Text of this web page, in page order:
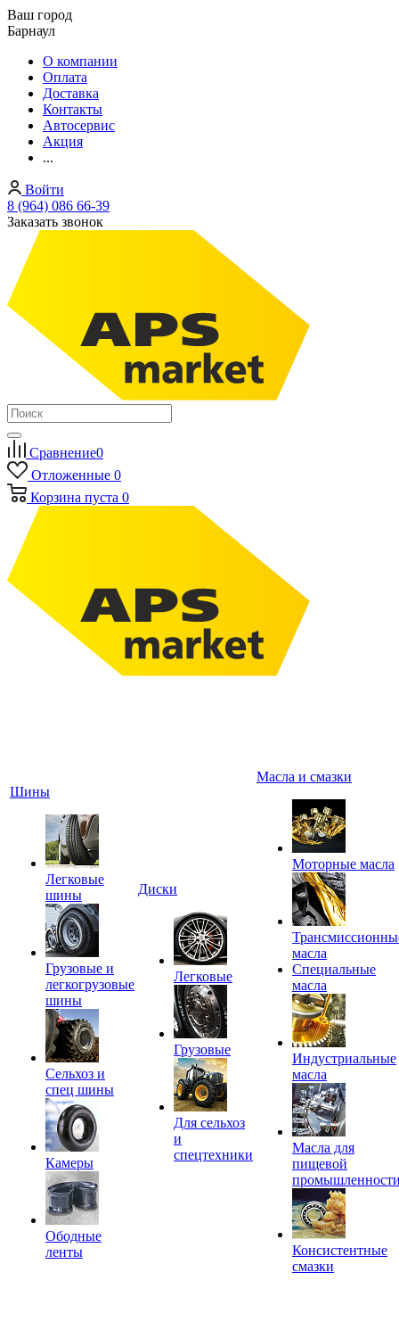
Ваш город
Барнаул
О компании
Оплата
Доставка
Контакты
Автосервис
Акция
...
Войти
8 (964) 086 66-39
Заказать звонок
Сравнение0
Отложенные 0
Корзина пуста 0
Шины
Легковые
шины
Грузовые и
легкогрузовые
шины
Сельхоз и
спец шины
Камеры
Ободные
ленты
Диски
Легковые
Грузовые
Для сельхоз
и
спецтехники
Масла и смазки
Моторные масла
масла
Специальные
масла
Индустриальные
масла
Масла для
пищевой
Консистентные
смазки